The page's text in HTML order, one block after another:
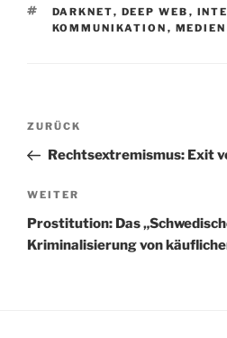
SCHLAGWÖRTER
DARKNET, DEEP WEB ,
KOMMUNIKATION , MEDIEN
Beitragsnavigation
Vorheriger
Beitrag
ZURÜCK
Rechtsextremismus: Exit
Nächster
Beitrag
WEITER
Prostitution: Das
Kriminalisierung von